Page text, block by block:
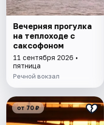
Вечерняя прогулка
на теплоходе с
саксофоном
11 сентября 2026 •
пятница
Речной вокзал
от 70 ₽